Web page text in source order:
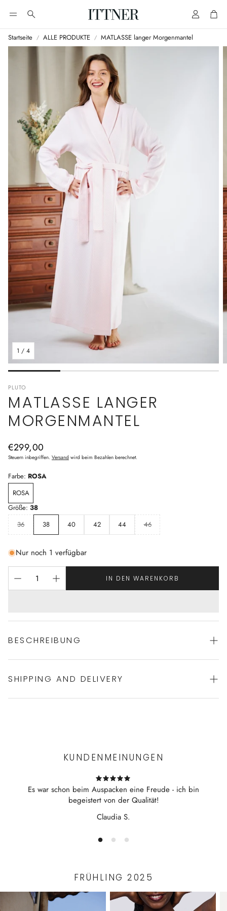
Suche AccountCart
Startseite ALLE PRODUKTE MATLASSE langer Morgenmantel
1 / 4
PLUTO
MATLASSE LANGER
MORGENMANTEL
Normaler
Preis
€299,00
Steuern inbegriffen. Versand wird beim Bezahlen berechnet.
Farbe: ROSA
ROSA
Größe: 38
36
38 40 42 44 46
Nur noch 1 verfügbar
IN DEN WARENKORB
BESCHREIBUNG
klassisch eleganter Morgenmantel mit Schalkragen
Johanna ist 175cm groß (93 - 69 - 96) und trägt Größe
SHIPPING AND DELIVERY
KUNDENMEINUNGEN
Es war schon beim Auspacken eine Freude - ich bin
begeistert von der Qualität!
Claudia S.
FRÜHLING 2025